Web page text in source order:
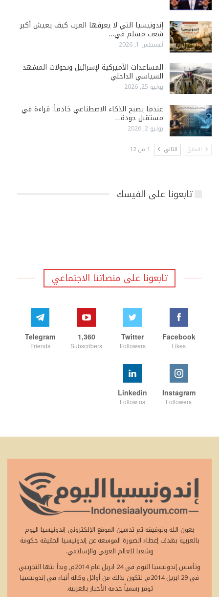
إندونيسيا التي لا يعرفها العرب كيف يعيش أكبر
شعب مسلم في…
أغسطس 1, 2026
المساعدات الأميركية لإسرائيل وتحولات المشهد
السياسي الداخلي
يوليو 25, 2026
عندما يصبح الذكاء الاصطناعي خادماً: قراءة في
مستقبل جودة…
يوليو 2, 2026
السابق التالي 1 من 12
تابعونا على الفيسك
تابعونا على منصاتنا الاجتماعي
Facebook
Likes
Twitter
Followers
1,360
Subscribers
Telegram
Friends
Instagram
Followers
Linkedin
Follow us
بعون الله وتوفيقه تم تدشين الموقع الإلكتروني إندونيسيا اليوم
بالعربية بهدف إعطاء الصورة الموسعة عن إندونيسيا الحقيقة حكومة
وشعبا للعالم العربي والإسلامي.
وتأسس إندونيسيا اليوم في 24 ابريل عام 2014م, وبدأ بثها التجريبي
في 29 ابريل 2014م, لتكون بذلك من أوائل وكالة أنباء في إندونيسيا
توفر رسمياً خدمة الأخبار بالعربية.